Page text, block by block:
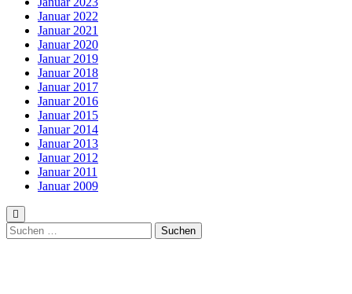
Januar 2022
Januar 2021
Januar 2020
Januar 2019
Januar 2018
Januar 2017
Januar 2016
Januar 2015
Januar 2014
Januar 2013
Januar 2012
Januar 2011
Januar 2009
Suchen
nach: